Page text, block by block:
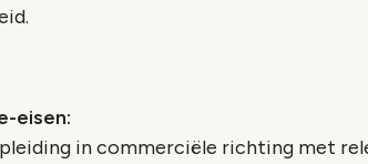
eisen:
in commerciële richting met